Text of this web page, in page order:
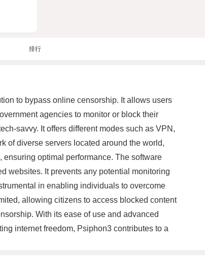
排行
to bypass online censorship. It allows users
agencies to monitor or block their
savvy. It offers different modes such as VPN,
of diverse servers located around the world,
optimal performance. The software
websites. It prevents any potential monitoring
in enabling individuals to overcome
allowing citizens to access blocked content
With its ease of use and advanced
internet freedom, Psiphon3 contributes to a